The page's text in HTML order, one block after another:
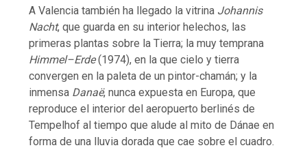
A Valencia también ha llegado la vitrina Johannis
Nacht, que guarda en su interior helechos, las
primeras plantas sobre la Tierra; la muy temprana
Himmel–Erde(1974), en la que cielo y tierra
convergen en la paleta de un pintor-chamán; y la
inmensa Danaë, nunca expuesta en Europa, que
reproduce el interior del aeropuerto berlinés de
Tempelhof al tiempo que alude al mito de Dánae en
forma de una lluvia dorada que cae sobre el cuadro.